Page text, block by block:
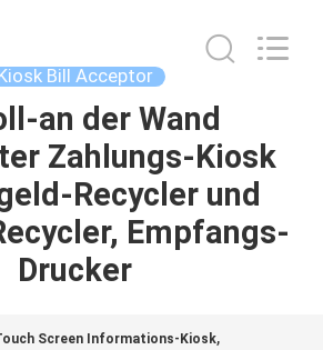
Bill Acceptor
an der Wand
Zahlungs-Kiosk
Recycler und
Empfangs-
Drucker
Screen Informations-Kiosk,